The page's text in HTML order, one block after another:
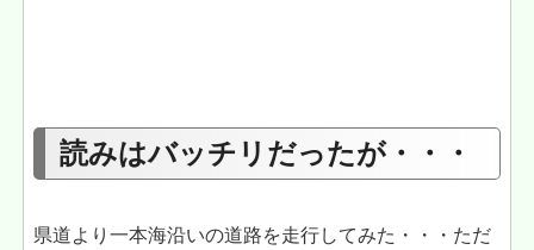
読みはバッチリだったが・・・
県道より一本海沿いの道路を走行してみた・・・ただ